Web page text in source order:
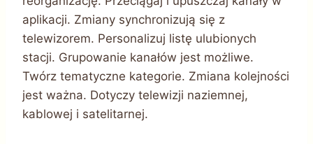
aplikacji. Zmiany synchronizują się z
telewizorem. Personalizuj listę ulubionych
stacji. Grupowanie kanałów jest możliwe.
Twórz tematyczne kategorie. Zmiana kolejności
jest ważna. Dotyczy telewizji naziemnej,
kablowej i satelitarnej.